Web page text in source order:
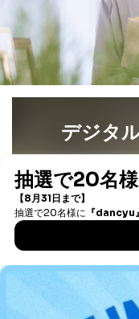
■電話による場合
TEL:0570-200-223
株式会社富士山
係
受付時間：10:00
e-mail：
B.開示等の対応に
以上での本人確認
商品を購入され
号、顧客番号、
商品を購入され
名、会社住所
採用に応募され
名
お取引先様：
株主様：氏名、
デジタ
書籍